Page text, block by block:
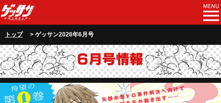
トップ> ゲッサン2026年6月号